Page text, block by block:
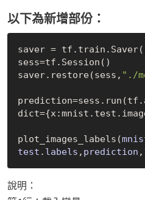
以下為新增部份：
saver = tf.train.
sess=tf. Session()
saver.restore(sess, "./
plot _images_labels(
test . labels , prediction
說明：